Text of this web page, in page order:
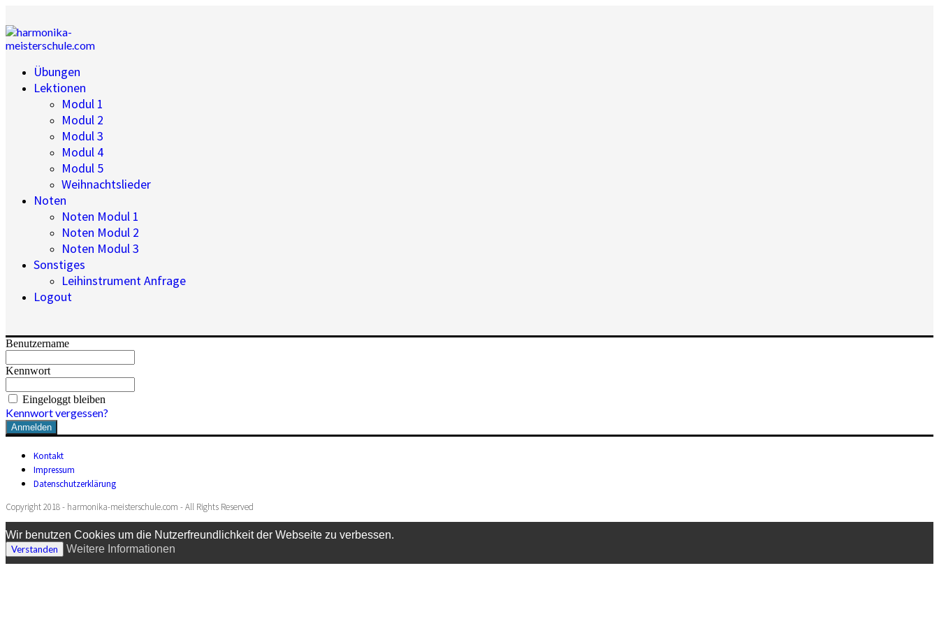
Übungen
Lektionen
Modul 1
Modul 2
Modul 3
Modul 4
Modul 5
Weihnachtslieder
Noten
Noten Modul 1
Noten Modul 2
Noten Modul 3
Sonstiges
Leihinstrument Anfrage
Logout
Benutzername
Kennwort
Eingeloggt bleiben
Kennwort vergessen?
Kontakt
Impressum
Datenschutzerklärung
Copyright 2018 - harmonika-meisterschule.com - All Rights Reserved
Wir benutzen Cookies um die Nutzerfreundlichkeit der Webseite zu verbessen.
Verstanden Weitere Informationen